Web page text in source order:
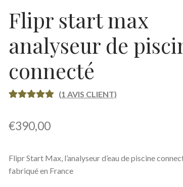
Store Manager Validation de la commande
Flipr start max
analyseur de
connecté
BASÉ SUR
CLIENT
(1 AVIS CLIENT)
€390,00
Flipr Start Max, l’analyseur d’eau de piscine
fabriqué en France